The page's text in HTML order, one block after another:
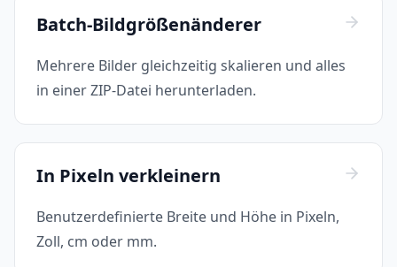
Batch-Bildgrößenänderer
Mehrere Bilder gleichzeitig skalieren und alles
in einer ZIP-Datei herunterladen.
In Pixeln verkleinern
Benutzerdefinierte Breite und Höhe in Pixeln,
Zoll, cm oder mm.